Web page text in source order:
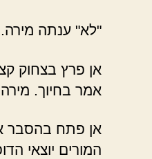
"לא" ענתה מירה.
אן פרץ בצחוק
אמר בחיוך.
אן פתח בהסבר
המורים יוצאי